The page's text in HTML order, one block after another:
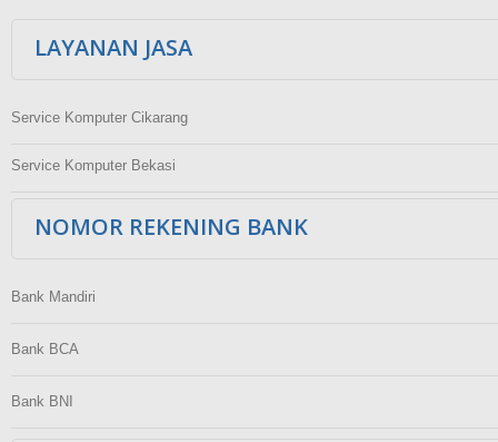
LAYANAN JASA
Service Komputer Cikarang
Service Komputer Bekasi
NOMOR REKENING BANK
Bank Mandiri
Bank BCA
Bank BNI